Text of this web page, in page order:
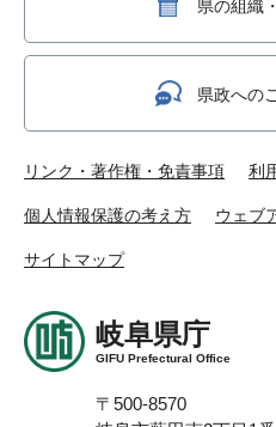
県の組織
県政への
リンク・著作権・免責事項 利
個人情報保護の考え方 ウェブ
サイトマップ
岐阜県庁
GIFU Prefectural Office
〒500-8570